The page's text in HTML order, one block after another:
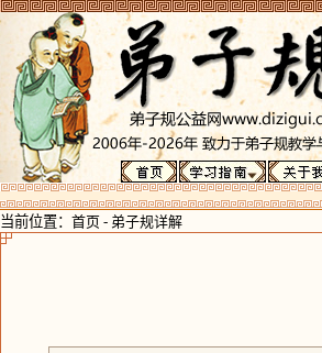
当前位置： 首页 - 弟子规详解